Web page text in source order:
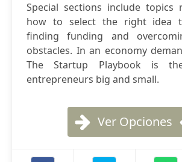
Special sections include topics
how to select the right idea
finding funding and
obstacles. In an economy
The Startup Playbook is
entrepreneurs big and small.
Ver Opciones